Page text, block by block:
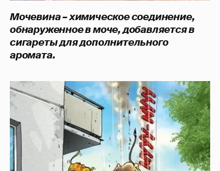
Мочевина – химическое соединение,
обнаруженное в моче, добавляется в
сигареты для дополнительного
аромата.